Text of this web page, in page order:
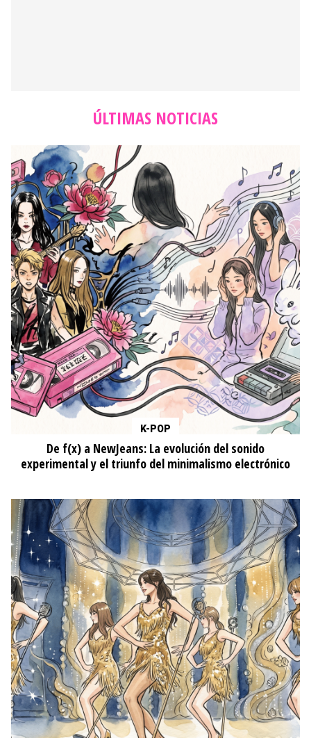
ÚLTIMAS NOTICIAS
K-POP
De f(x) a NewJeans: La evolución del sonido
experimental y el triunfo del minimalismo electrónico